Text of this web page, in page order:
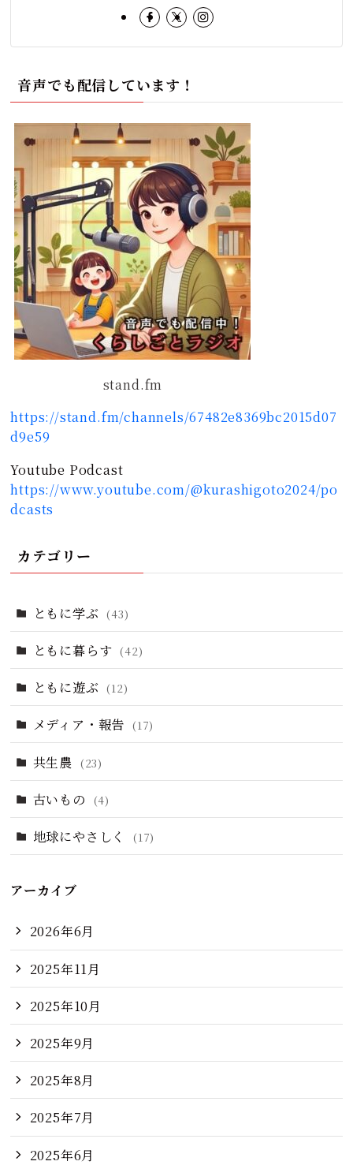
音声でも配信しています！
stand.fm
https://stand.fm/channels/67482e8369bc2015d07
d9e59
Youtube Podcast
https://www.youtube.com/@kurashigoto2024/po
dcasts
カテゴリー
ともに学ぶ (43)
ともに暮らす (42)
ともに遊ぶ (12)
メディア・報告 (17)
共生農 (23)
古いもの (4)
地球にやさしく (17)
アーカイブ
2026年6月
2025年11月
2025年10月
2025年9月
2025年8月
2025年7月
2025年6月